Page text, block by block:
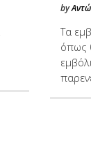
by
Τα
όπως